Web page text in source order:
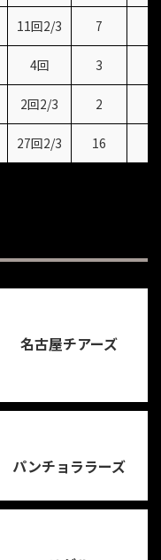
11回2/3 7
4回 3
2回2/3 2
27回2/3 16
名古屋チアーズ
パンチョララーズ